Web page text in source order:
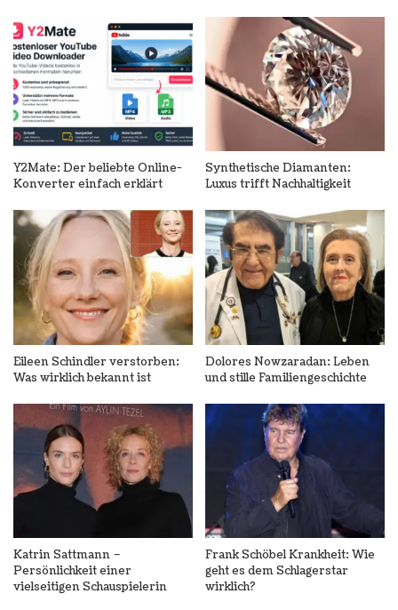
Y2Mate: Der beliebte Online-
Konverter einfach erklärt
Synthetische Diamanten:
Luxus trifft Nachhaltigkeit
Eileen Schindler verstorben:
Was wirklich bekannt ist
Dolores Nowzaradan: Leben
und stille Familiengeschichte
Katrin Sattmann –
Persönlichkeit einer
vielseitigen Schauspielerin
Frank Schöbel Krankheit: Wie
geht es dem Schlagerstar
wirklich?